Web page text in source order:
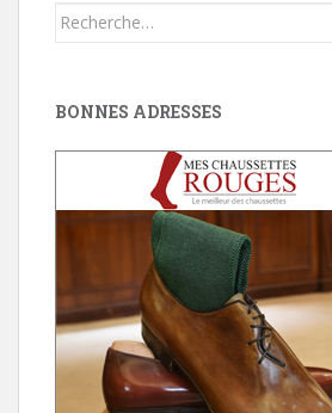
Search
BONNES ADRESSES